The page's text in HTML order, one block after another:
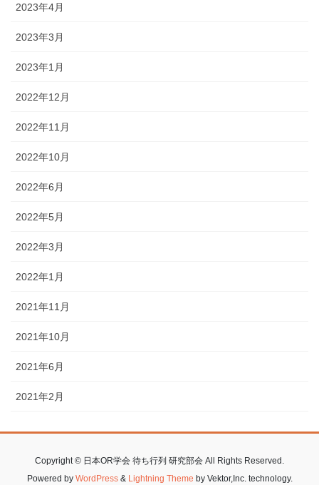
2023年4月
2023年3月
2023年1月
2022年12月
2022年11月
2022年10月
2022年6月
2022年5月
2022年3月
2022年1月
2021年11月
2021年10月
2021年6月
2021年2月
Copyright © 日本OR学会 待ち行列 研究部会 All Rights Reserved.
Powered by WordPress& Lightning Theme by Vektor,Inc. technology.